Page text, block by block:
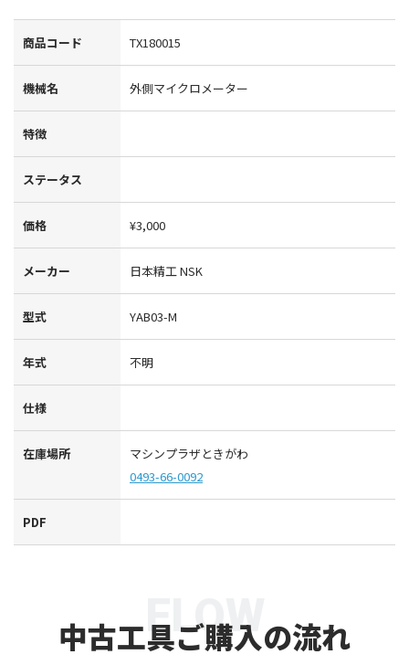
商品コード TX180015
機械名 外側マイクロメーター
特徴
ステータス
価格 ¥3,000
メーカー 日本精工 NSK
型式 YAB03-M
年式 不明
仕様
在庫場所
マシンプラザときがわ
0493-66-0092
PDF
中古工具ご購入の流れ
FLOW